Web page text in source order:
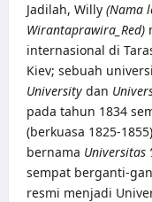
Jadilah, Willy (Nama
Wirantaprawira_Red)
internasional di
Kiev; sebuah
University dan
pada tahun 1834
(berkuasa 1825-
bernama Universitas
sempat berganti-
resmi menjadi